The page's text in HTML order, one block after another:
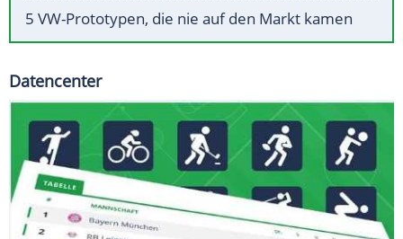
5 VW-Prototypen, die nie auf den Markt kamen
Datencenter